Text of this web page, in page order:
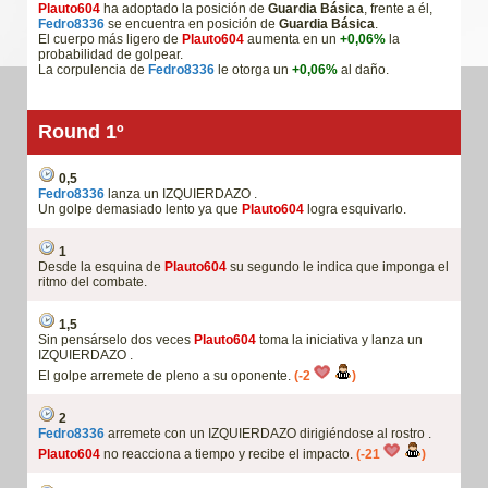
Plauto604 ha adoptado la posición de Guardia Básica, frente a él,
Fedro8336 se encuentra en posición de Guardia Básica.
El cuerpo más ligero de Plauto604 aumenta en un +0,06% la
probabilidad de golpear.
La corpulencia de Fedro8336 le otorga un +0,06% al daño.
Round 1º
0,5
Fedro8336 lanza un IZQUIERDAZO .
Un golpe demasiado lento ya que Plauto604 logra esquivarlo.
1
Desde la esquina de Plauto604 su segundo le indica que imponga el
ritmo del combate.
1,5
Sin pensárselo dos veces Plauto604 toma la iniciativa y lanza un
IZQUIERDAZO .
El golpe arremete de pleno a su oponente. (-2 )
2
Fedro8336 arremete con un IZQUIERDAZO dirigiéndose al rostro .
Plauto604 no reacciona a tiempo y recibe el impacto. (-21 )